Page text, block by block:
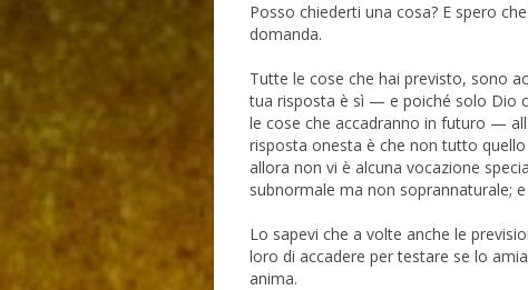
Posso chiederti una cosa? E spero
domanda.
Tutte le cose che hai previsto, sono
tua risposta è sì — e poiché solo Dio
le cose che accadranno in futuro —
risposta onesta è che non tutto
allora non vi è alcuna vocazione
subnormale ma non soprannaturale;
Lo sapevi che a volte anche le
loro di accadere per testare se lo
anima.